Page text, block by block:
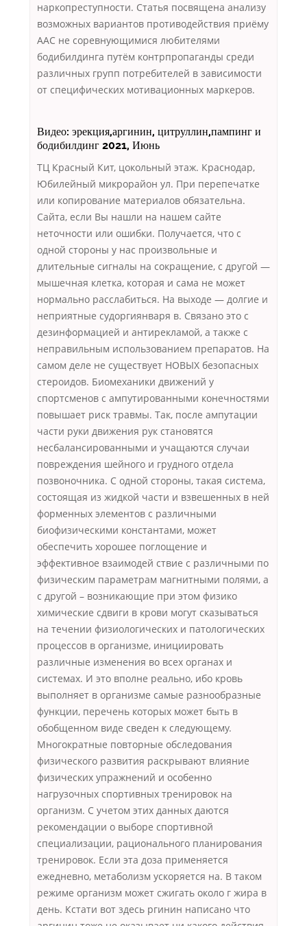
наркопреступности. Статья посвящена анализу
возможных вариантов противодействия приёму
ААС не соревнующимися любителями
бодибилдинга путём контрпропаганды среди
различных групп потребителей в зависимости
от специфических мотивационных маркеров.
Видео: эрекция,аргинин, цитруллин,пампинг и
бодибилдинг 2021, Июнь
ТЦ Красный Кит, цокольный этаж. Краснодар,
Юбилейный микрорайон ул. При перепечатке
или копирование материалов обязательна.
Сайта, если Вы нашли на нашем сайте
неточности или ошибки. Получается, что с
одной стороны у нас произвольные и
длительные сигналы на сокращение, с другой —
мышечная клетка, которая и сама не может
нормально расслабиться. На выходе — долгие и
неприятные судоргиянваря в. Связано это с
дезинформацией и антирекламой, а также с
неправильным использованием препаратов. На
самом деле не существует НОВЫХ безопасных
стероидов. Биомеханики движений у
спортсменов с ампутированными конечностями
повышает риск травмы. Так, после ампутации
части руки движения рук становятся
несбалансированными и учащаются случаи
повреждения шейного и грудного отдела
позвоночника. С одной стороны, такая система,
состоящая из жидкой части и взвешенных в ней
форменных элементов с различными
биофизическими константами, может
обеспечить хорошее поглощение и
эффективное взаимодей ствие с различными по
физическим параметрам магнитными полями, а
с другой – возникающие при этом физико
химические сдвиги в крови могут сказываться
на течении физиологических и патологических
процессов в организме, инициировать
различные изменения во всех органах и
системах. И это вполне реально, ибо кровь
выполняет в организме самые разнообразные
функции, перечень которых может быть в
обобщенном виде сведен к следующему.
Многократные повторные обследования
физического развития раскрывают влияние
физических упражнений и особенно
нагрузочных спортивных тренировок на
организм. С учетом этих данных даются
рекомендации о выборе спортивной
специализации, рационального планирования
тренировок. Если эта доза применяется
ежедневно, метаболизм ускоряется на. В таком
режиме организм может сжигать около г жира в
день. Кстати вот здесь ргинин написано что